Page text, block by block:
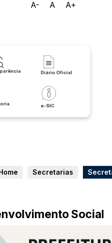
A- A A+
Diário Oficial
e-SIC
Secretarias
Social